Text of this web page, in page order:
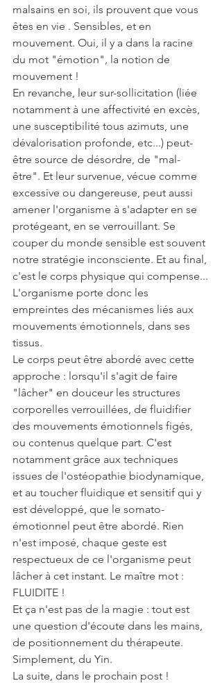
malsains en soi, ils prouvent que vous
êtes en vie . Sensibles, et en
mouvement. Oui, il y a dans la racine
du mot "émotion", la notion de
mouvement !
En revanche, leur sur-sollicitation (liée
notamment à une affectivité en excès,
une susceptibilité tous azimuts, une
dévalorisation profonde, etc...) peut-
être source de désordre, de "mal-
être". Et leur survenue, vécue comme
excessive ou dangereuse, peut aussi
amener l'organisme à s'adapter en se
protégeant, en se verrouillant. Se
couper du monde sensible est souvent
notre stratégie inconsciente. Et au final,
c'est le corps physique qui compense...
L'organisme porte donc les
empreintes des mécanismes liés aux
mouvements émotionnels, dans ses
tissus.
Le corps peut être abordé avec cette
approche : lorsqu'il s'agit de faire
"lâcher" en douceur les structures
corporelles verrouillées, de fluidifier
des mouvements émotionnels figés,
ou contenus quelque part. C'est
notamment grâce aux techniques
issues de l'ostéopathie biodynamique,
et au toucher fluidique et sensitif qui y
est développé, que le somato-
émotionnel peut être abordé. Rien
n'est imposé, chaque geste est
respectueux de ce l'organisme peut
lâcher à cet instant. Le maître mot :
FLUIDITE !
Et ça n'est pas de la magie : tout est
une question d'écoute dans les mains,
de positionnement du thérapeute.
Simplement, du Yin.
La suite, dans le prochain post !